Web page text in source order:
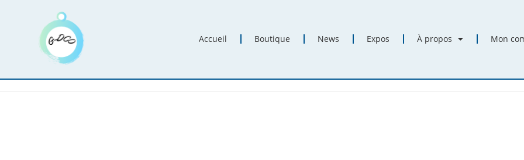
Accueil Boutique News Expos À propos Mon